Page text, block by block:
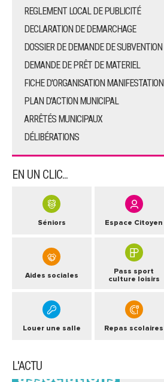
REGLEMENT LOCAL DE PUBLICITÉ
DECLARATION DE DEMARCHAGE
DOSSIER DE DEMANDE DE SUBVENTION
DEMANDE DE PRÊT DE MATERIEL
FICHE D'ORGANISATION MANIFESTATION
PLAN D'ACTION MUNICIPAL
ARRÊTÉS MUNICIPAUX
DÉLIBÉRATIONS
EN UN CLIC...
Séniors Espace Citoyen
Aides sociales
Pass sport
culture loisirs
Louer une salle Repas scolaires
L'ACTU